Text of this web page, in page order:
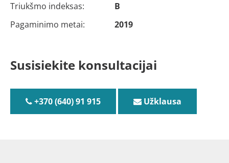
Triukšmo indeksas:
B
Pagaminimo metai:
2019
Susisiekite konsultacijai
+370 (640) 91 915 Užklausa